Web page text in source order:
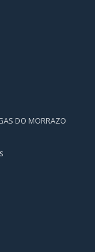
DO MORRAZO